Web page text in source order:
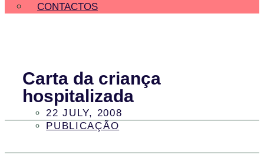
CONTACTOS
Carta da criança
hospitalizada
22 JULY, 2008
PUBLICAÇÃO